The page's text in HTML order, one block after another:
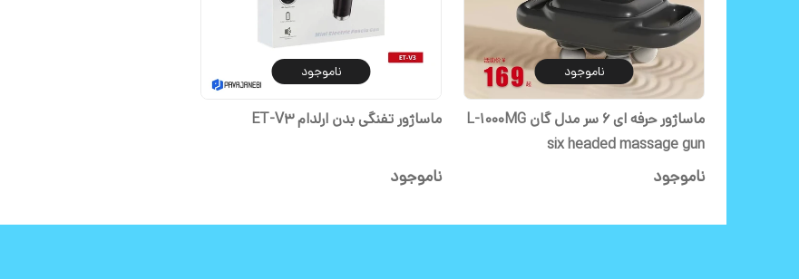
ناموجود
ماساژور حرفه ای 6 سر مدل گان L-1000MG
six headed massage gun
ناموجود
ناموجود
ماساژور تفنگی بدن ارلدام ET-V3
ناموجود